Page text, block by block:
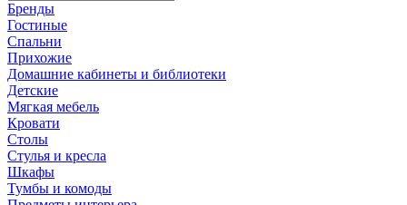
Бренды
Гостиные
Спальни
Прихожие
Домашние кабинеты и библиотеки
Детские
Мягкая мебель
Кровати
Столы
Стулья и кресла
Шкафы
Тумбы и комоды